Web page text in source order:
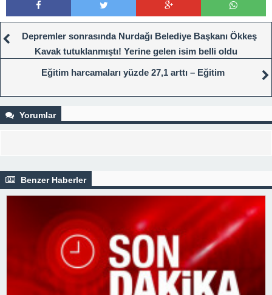
Depremler sonrasında Nurdağı Belediye Başkanı Ökkeş
Kavak tutuklanmıştı! Yerine gelen isim belli oldu
Eğitim harcamaları yüzde 27,1 arttı – Eğitim
Yorumlar
Benzer Haberler